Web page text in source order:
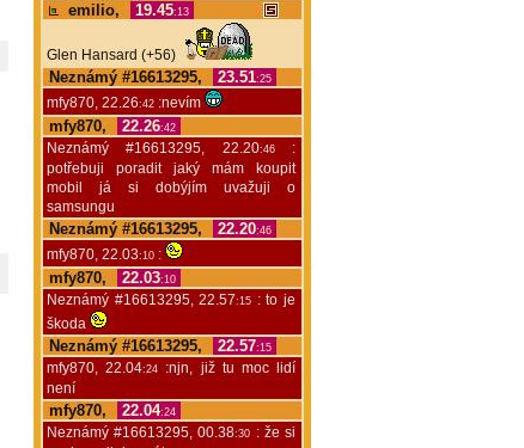
emilio, 19.45:13
Glen Hansard (+56)
Neznámý #16613295, 23.51:25
mfy870, 22.26:42 :nevím
mfy870, 22.26:42
Neznámý #16613295, 22.20:46:
potřebuji poradit jaký mám koupit
mobil já si dobýjím uvažuji o
samsungu
Neznámý #16613295, 22.20:46
mfy870, 22.03:10 :
mfy870, 22.03:10
Neznámý #16613295, 22.57:15 : to je
škoda
Neznámý #16613295, 22.57:15
mfy870, 22.04:24
:njn, již tu moc lidí
není
mfy870, 22.04:24
Neznámý #16613295, 00.38:30 : že si